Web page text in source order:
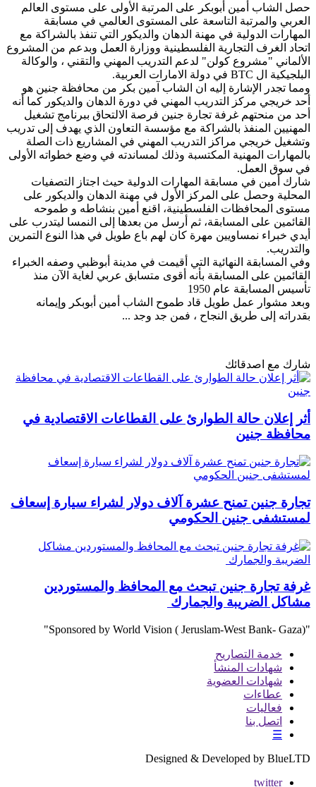
حصل الشاب أمين أبوبكر على المرتبة الأولى على مستوى العالم
العربي والمرتبة التاسعة على المستوى العالمي في مسابقة
المهارات الدولية في مهنة الدهان والديكور التي تنفذ بالشراكة مع
اتحاد الغرف التجارية الفلسطينية ووزارة العمل وبدعم من المشروع
الألماني "مشروع كولن" لدعم التدريب المهني والتقني ، والوكالة
البلجيكية ال BTC في دولة الامارات العربية.
ومما تجدر الإشارة إليه ان الشاب آمين بكر من محافظة جنين هو
أحد خريجي مركز التدريب المهني في دورة الدهان والديكور كما أنه
أحد من منحتهم غرفة تجارة جنين فرصة الالتحاق ببرنامج تشغيل
المهنيين المنفذ بالشراكة مع مؤسسة التعاون الذي يهدف إلى تدريب
وتشغيل خريجي مراكز التدريب المهني في المشاريع ذات الصلة
بالمهارات المهنية المكتسبة وذلك لمساندته في وضع خطواته الأولى
في سوق العمل.
شارك أمين في مسابقة المهارات الدولية حيث اجتاز التصفيات
المحلية وحصل على المركز الأول في مهنة الدهان والديكور على
مستوى المحافظات الفلسطينية، اقنع أمين بنشاطه و طموحه
القائمين على المسابقة، ثم أرسل من بعدها إلى النمسا ليتدرب على
أيدي خبراء نمساويين مهرة كان لهم باع طويل في هذا النوع التمرين
والتدريب.
وفي المسابقة النهائية التي أقيمت في مدينة أبوظبي وصفه الخبراء
القائمين على المسابقة بأنه أقوى متسابق عربي لغاية الآن منذ
تأسيس المسابقة عام 1950
وبعد مشوار عمل طويل قاد طموح الشاب أمين أبوبكر وإيمانه
بقدراته إلى طريق النجاح ، فمن جد وجد ...
شارك مع اصدقائك
أثر إعلان حالة الطوارئ على القطاعات الاقتصادية في
محافظة جنين
تجارة جنين تمنح عشرة آلاف دولار لشراء سيارة إسعاف
لمستشفى جنين الحكومي
غرفة تجارة جنين تبحث مع المحافظ والمستوردين
مشاكل الضريبة والجمارك
"Sponsored by World Vision ( Jeruslam-West Bank- Gaza)"
خدمة التصاريح
شهادات المنشأ
شهادات العضوية
عطاءات
فعاليات
اتصل بنا
☰
Designed & Developed by BlueLTD
twitter